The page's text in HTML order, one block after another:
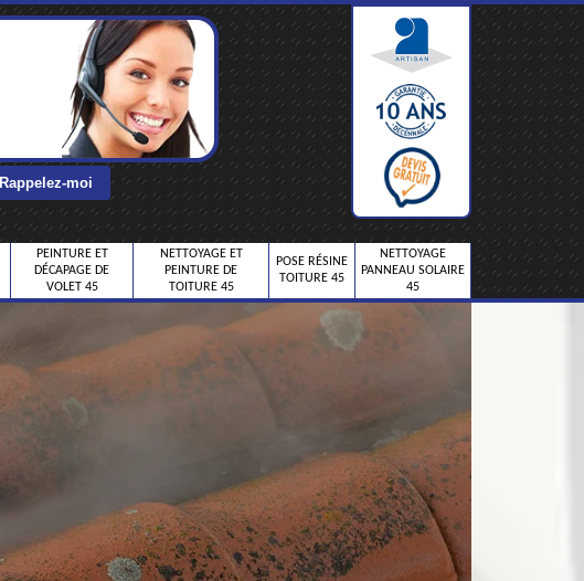
PEINTURE ET
DÉCAPAGE DE
VOLET 45
NETTOYAGE ET
PEINTURE DE
TOITURE 45
POSE RÉSINE
TOITURE 45
NETTOYAGE
PANNEAU SOLAIRE
45